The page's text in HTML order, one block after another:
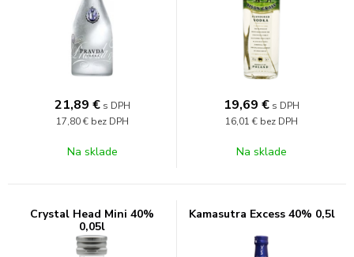
21,89 € s DPH
17,80 € bez DPH
Na sklade
19,69 € s DPH
16,01 € bez DPH
Na sklade
Crystal Head Mini 40%
0,05l
Kamasutra Excess 40% 0,5l